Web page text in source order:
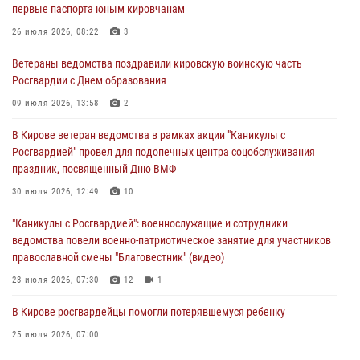
В Росгвардии вспоминают российских воинов, погибших в Первой
мировой войне 1914-1918 годов
В Кирове офицер Росгвардии стал победителем открытого
шахматного турнира
Директор Росгвардии Герой России генерал армии Виктор Золотов
поздравил специалистов подразделений тыла с профессиональным
праздником
первые паспорта юным кировчанам
26 июля 2026, 08:22 3
Ветераны ведомства поздравили кировскую воинскую часть
Росгвардии с Днем образования
09 июля 2026, 13:58 2
В Кирове ветеран ведомства в рамках акции "Каникулы с
Росгвардией" провел для подопечных центра соцобслуживания
праздник, посвященный Дню ВМФ
30 июля 2026, 12:49 10
"Каникулы с Росгвардией": военнослужащие и сотрудники
ведомства повели военно-патриотическое занятие для участников
православной смены "Благовестник" (видео)
23 июля 2026, 07:30 12 1
В Кирове росгвардейцы помогли потерявшемуся ребенку
25 июля 2026, 07:00